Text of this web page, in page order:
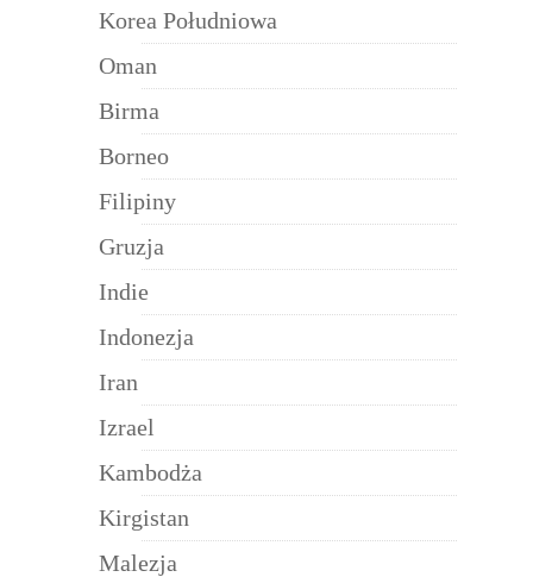
Korea Południowa
Oman
Birma
Borneo
Filipiny
Gruzja
Indie
Indonezja
Iran
Izrael
Kambodża
Kirgistan
Malezja